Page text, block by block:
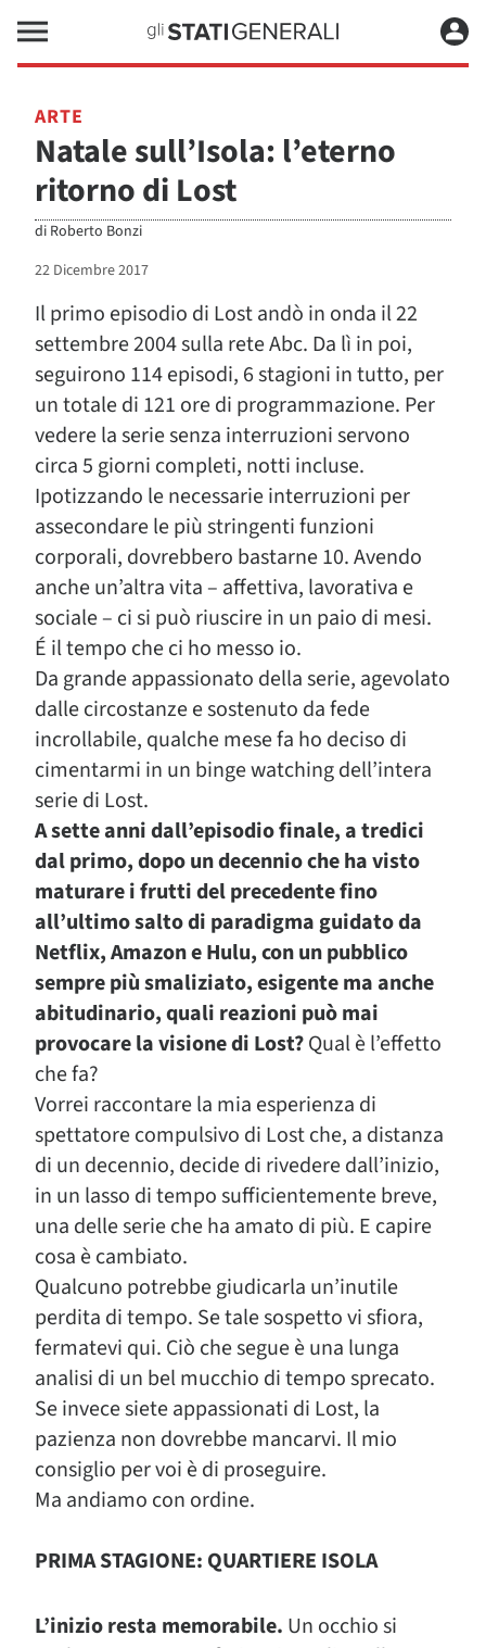
ARTE
Natale sull’Isola: l’eterno
ritorno di Lost
di Roberto Bonzi
22 Dicembre 2017
Il primo episodio di Lost andò in onda il 22
settembre 2004 sulla rete Abc. Da lì in poi,
seguirono 114 episodi, 6 stagioni in tutto, per
un totale di 121 ore di programmazione. Per
vedere la serie senza interruzioni servono
circa 5 giorni completi, notti incluse.
Ipotizzando le necessarie interruzioni per
assecondare le più stringenti funzioni
corporali, dovrebbero bastarne 10. Avendo
anche un’altra vita – affettiva, lavorativa e
sociale – ci si può riuscire in un paio di mesi.
É il tempo che ci ho messo io.
Da grande appassionato della serie, agevolato
dalle circostanze e sostenuto da fede
incrollabile, qualche mese fa ho deciso di
cimentarmi in un binge watching dell’intera
serie di Lost.
A sette anni dall’episodio finale, a tredici
dal primo, dopo un decennio che ha visto
maturare i frutti del precedente fino
all’ultimo salto di paradigma guidato da
Netflix, Amazon e Hulu, con un pubblico
sempre più smaliziato, esigente ma anche
abitudinario, quali reazioni può mai
provocare la visione di Lost?Qual è l’effetto
che fa?
Vorrei raccontare la mia esperienza di
spettatore compulsivo di Lost che, a distanza
di un decennio, decide di rivedere dall’inizio,
in un lasso di tempo sufficientemente breve,
una delle serie che ha amato di più. E capire
cosa è cambiato.
Qualcuno potrebbe giudicarla un’inutile
perdita di tempo. Se tale sospetto vi sfiora,
fermatevi qui. Ciò che segue è una lunga
analisi di un bel mucchio di tempo sprecato.
Se invece siete appassionati di Lost, la
pazienza non dovrebbe mancarvi. Il mio
consiglio per voi è di proseguire.
Ma andiamo con ordine.
PRIMA STAGIONE: QUARTIERE ISOLA
L’inizio resta memorabile. Un occhio si